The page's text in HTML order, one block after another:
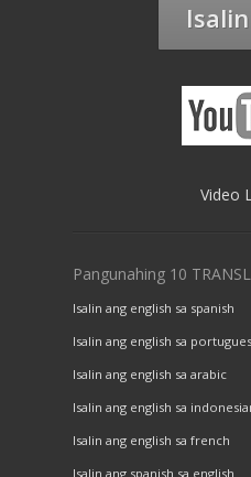
Video
Pangunahing 10
Isalin ang english sa spanish
Isalin ang english sa
Isalin ang english sa arabic
Isalin ang english sa
Isalin ang english sa french
Isalin ang spanish sa english